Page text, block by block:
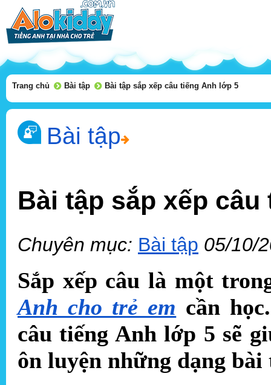
Trang chủ Bài tập Bài tập sắp xếp câu tiếng Anh lớp 5
Bài tập
Bài tập sắp xếp
Chuyên mục: Bài tập 05/10/
Sắp xếp câu là một
Anh cho trẻ em cần
câu tiếng Anh lớp 5 sẽ
ôn luyện những dạng